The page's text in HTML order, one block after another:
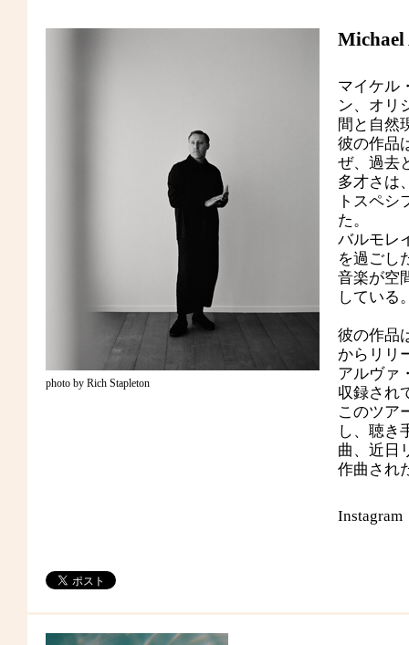
photo by Rich Stapleton
マイケル
ン、オリ
間と自然
彼の作品
ぜ、過去
多才さは
トスペシ
た。
バルモレ
を過ごし
音楽が空
している
彼の作品
からリリ
アルヴァ
収録され
このツア
し、聴き
曲、近日
作曲され
Instagram